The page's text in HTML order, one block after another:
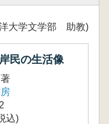
大学文学部 助教)
民の生活像
込)